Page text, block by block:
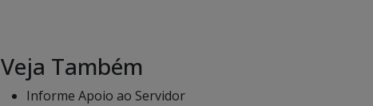
Veja Também
Informe Apoio ao Servidor